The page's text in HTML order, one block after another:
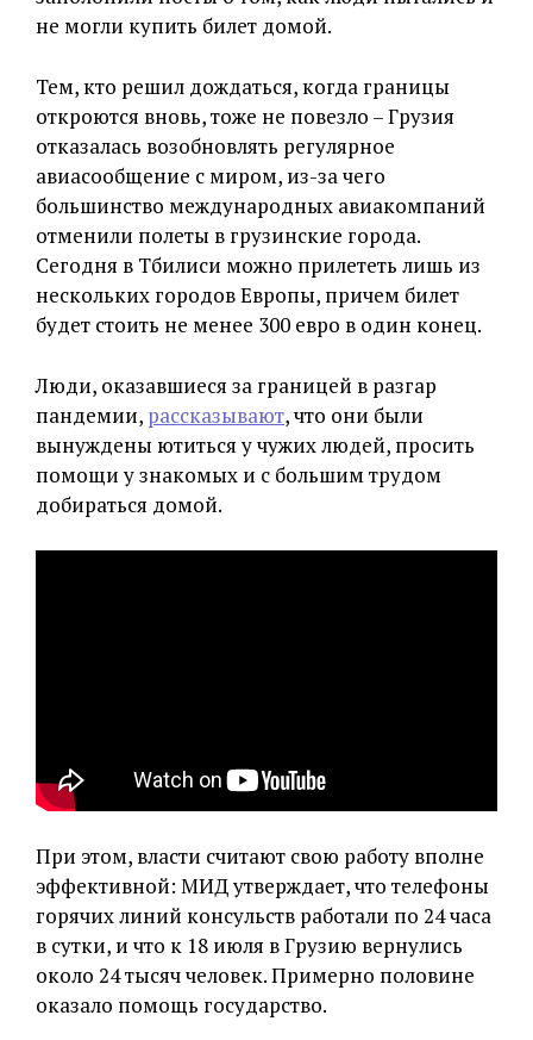
не могли купить билет домой.
Тем, кто решил дождаться, когда границы
откроются вновь, тоже не повезло – Грузия
отказалась возобновлять регулярное
авиасообщение с миром, из-за чего
большинство международных авиакомпаний
отменили полеты в грузинские города.
Сегодня в Тбилиси можно прилететь лишь из
нескольких городов Европы, причем билет
будет стоить не менее 300 евро в один конец.
Люди, оказавшиеся за границей в разгар
пандемии, рассказывают, что они были
вынуждены ютиться у чужих людей, просить
помощи у знакомых и с большим трудом
добираться домой.
При этом, власти считают свою работу вполне
эффективной: МИД утверждает, что телефоны
горячих линий консульств работали по 24 часа
в сутки, и что к 18 июля в Грузию вернулись
около 24 тысяч человек. Примерно половине
оказало помощь государство.